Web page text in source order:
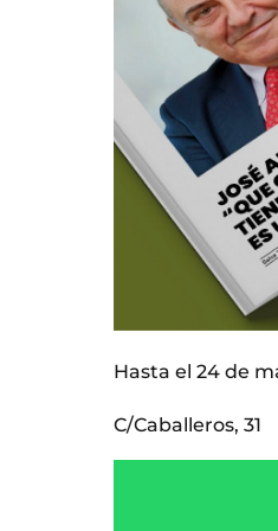
Hasta el 24 de
C/Caballeros, 31